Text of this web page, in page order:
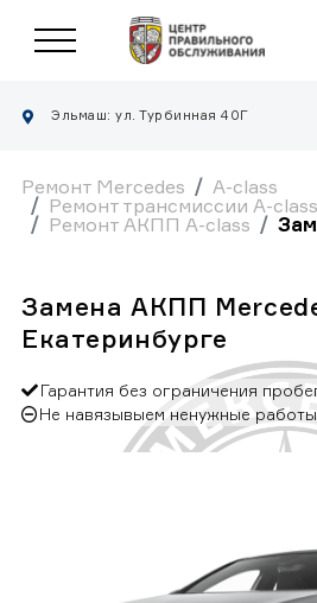
Эльмаш: ул. Турбинная 40Г
Ремонт Mercedes
A-class
Ремонт трансмиссии A-class
Ремонт АКПП A-class
Замена АКПП
Екатеринбурге
Гарантия без ограничения
Не навязывыем ненужные работы